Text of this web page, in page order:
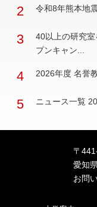
2 令和8年熊本地
3
40以上の研究
プンキャン...
4 2026年度 名誉
5 ニュース一覧
〒
愛知
お問